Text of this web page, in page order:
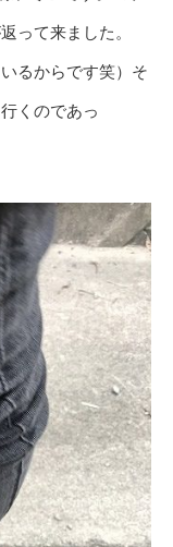
って来ました。
るからです笑）そ
くのであっ